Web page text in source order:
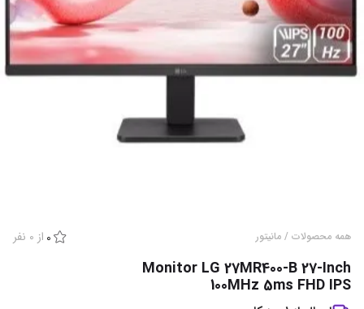
همه محصولات / مانیتور 0 از 0 نفر
Monitor LG 27MR400-B 27-Inch
100MHz 5ms FHD IPS